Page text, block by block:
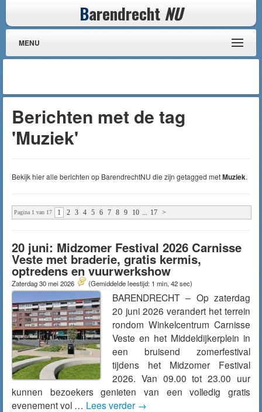
Barendrecht NU
MENU
Berichten met de tag
'Muziek'
Bekijk hier alle berichten op BarendrechtNU die zijn getagged metMuziek.
Pagina 1 van 17 1 2 3 4 5 6 7 8 9 10 ... 17 >
20 juni: Midzomer Festival 2026 Carnisse
Veste met braderie, gratis kermis,
optredens en vuurwerkshow
Zaterdag 30 mei 2026 (Gemiddelde leestijd: 1 min, 42 sec)
BARENDRECHT – Op zaterdag
20 juni 2026 verandert het terrein
rondom Winkelcentrum Carnisse
Veste en het Middeldijkerplein in
een bruisend zomerfestival
tijdens het Midzomer Festival
2026. Van 09.00 tot 23.00 uur
kunnen bezoekers genieten van een volledig gratis
evenement vol … Lees verder →